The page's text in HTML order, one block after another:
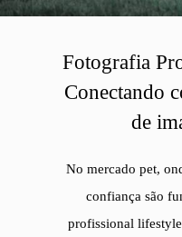
Fotografia
Conectando
de
No mercado pet,
confiança são
profissional